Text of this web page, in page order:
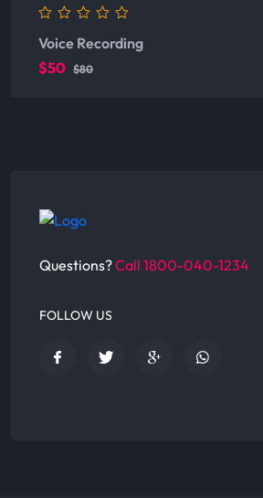
out
5
Voice Recording
$50 $80
Questions?Call 1800-040-1234
FOLLOW US